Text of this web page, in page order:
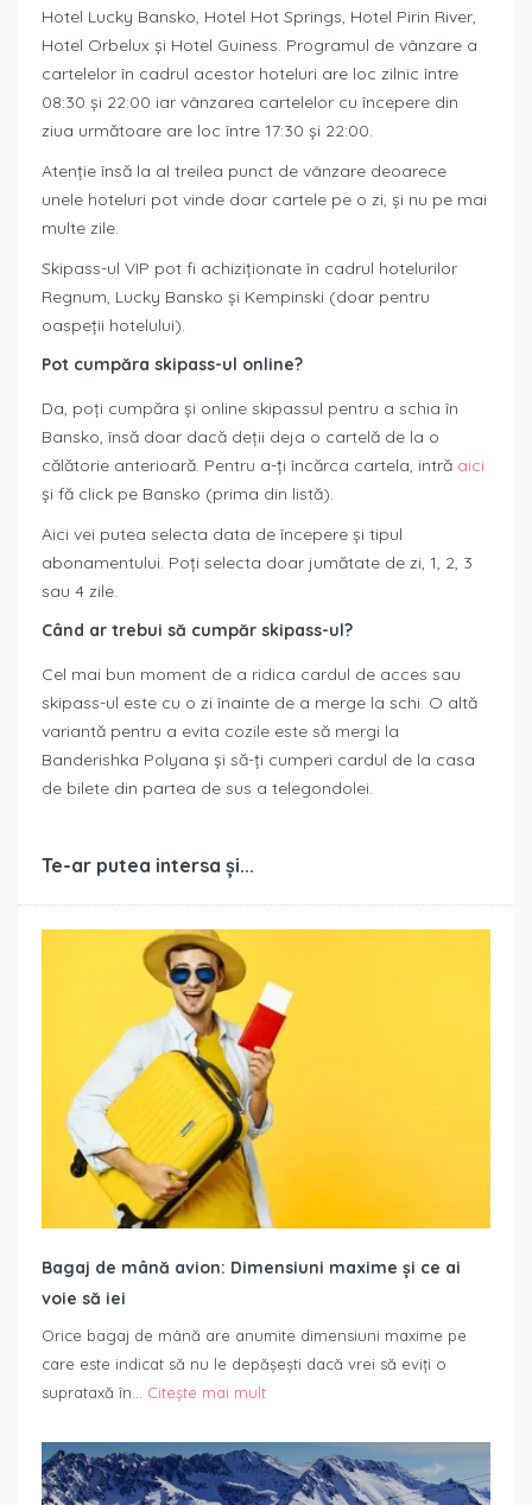
Hotel Lucky Bansko, Hotel Hot Springs, Hotel Pirin River,
Hotel Orbelux și Hotel Guiness. Programul de vânzare a
cartelelor în cadrul acestor hoteluri are loc zilnic între
08:30 și 22:00 iar vânzarea cartelelor cu începere din
ziua următoare are loc între 17:30 și 22:00.
Atenție însă la al treilea punct de vânzare deoarece
unele hoteluri pot vinde doar cartele pe o zi, și nu pe mai
multe zile.
Skipass-ul VIP pot fi achiziționate în cadrul hotelurilor
Regnum, Lucky Bansko și Kempinski (doar pentru
oaspeții hotelului).
Pot cumpăra skipass-ul online?
Da, poți cumpăra și online skipassul pentru a schia în
Bansko, însă doar dacă deții deja o cartelă de la o
călătorie anterioară. Pentru a-ți încărca cartela, intră aici
și fă click pe Bansko (prima din listă).
Aici vei putea selecta data de începere și tipul
abonamentului. Poți selecta doar jumătate de zi, 1, 2, 3
sau 4 zile.
Când ar trebui să cumpăr skipass-ul?
Cel mai bun moment de a ridica cardul de acces sau
skipass-ul este cu o zi înainte de a merge la schi. O altă
variantă pentru a evita cozile este să mergi la
Banderishka Polyana și să-ți cumperi cardul de la casa
de bilete din partea de sus a telegondolei.
Te-ar putea intersa și...
Bagaj de mână avion: Dimensiuni maxime și ce ai
voie să iei
Orice bagaj de mână are anumite dimensiuni maxime pe
care este indicat să nu le depășești dacă vrei să eviți o
suprataxă în… Citește mai mult